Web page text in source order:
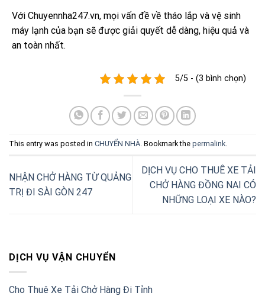
DỊCH VỤ VẬN CHUYỂN
Cho Thuê Xe Tải Chở Hàng Đi Tỉnh
Với Chuyennha247.vn, mọi vấn đề về tháo lắp và vệ sinh
máy lạnh của bạn sẽ được giải quyết dễ dàng, hiệu quả và
an toàn nhất.
5/5 - (3 bình chọn)
This entry was posted in CHUYỂN NHÀ . Bookmark the permalink
NHẬN CHỞ HÀNG TỪ QUẢNG
TRỊ ĐI SÀI GÒN 247
DỊCH VỤ CHO THUÊ XE TẢI
CHỞ HÀNG ĐỒNG NAI CÓ
NHỮNG LOẠI XE NÀO?